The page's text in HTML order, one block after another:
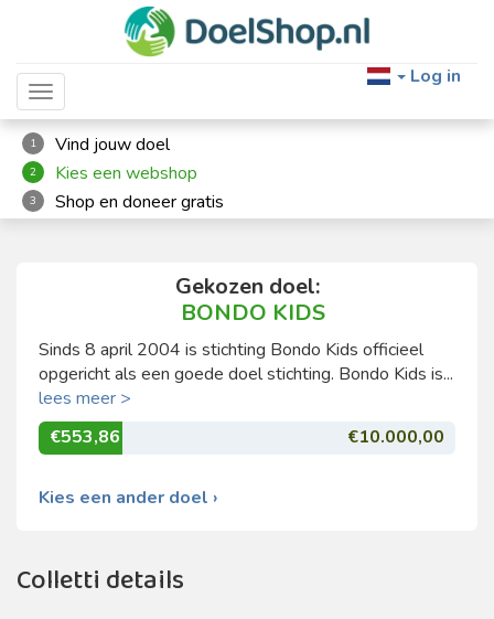
Toggle navigation
Log in
1 Vind jouw doel
2 Kies een webshop
3 Shop en doneer gratis
Gekozen doel:
BONDO KIDS
Sinds 8 april 2004 is stichting Bondo Kids officieel
opgericht als een goede doel stichting. Bondo Kids is...
lees meer >
€553,86
€10.000,00
Kies een ander doel ›
Colletti details